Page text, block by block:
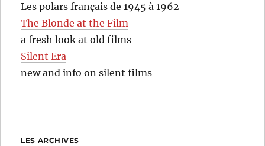
Les polars français de 1945 à 1962
The Blonde at the Film
a fresh look at old films
Silent Era
new and info on silent films
LES ARCHIVES